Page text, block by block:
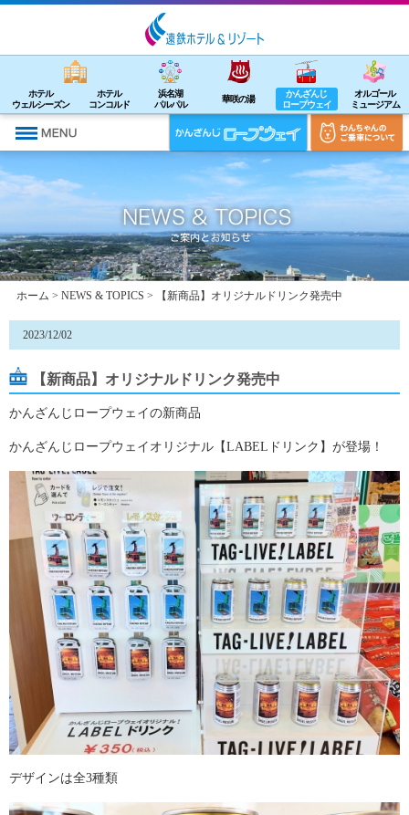
ホテル
ウェルシーズン
ホテル
コンコルド
浜名湖
パルパル
華咲の湯
かんざんじ
ロープウェイ
オルゴール
ミュージアム
ホーム > NEWS & TOPICS > 【新商品】オリジナルドリンク発売中
2023/12/02
【新商品】オリジナルドリンク発売中
かんざんじロープウェイの新商品
かんざんじロープウェイオリジナル【LABELドリンク】が登場！
デザインは全3種類